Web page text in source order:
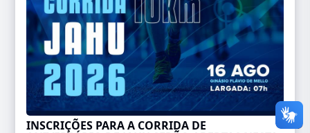
INSCRIÇÕES PARA A CORRIDA DE